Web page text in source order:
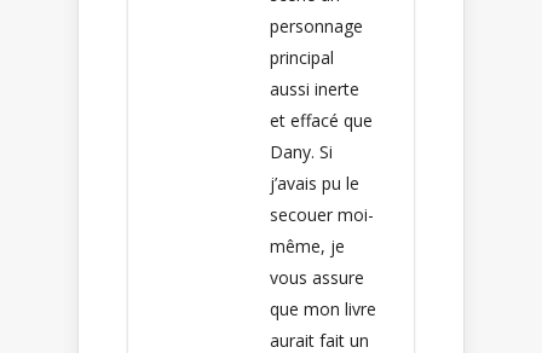
personnage
principal
aussi inerte
et effacé que
Dany. Si
j’avais pu le
secouer moi-
même, je
vous assure
que mon livre
aurait fait un